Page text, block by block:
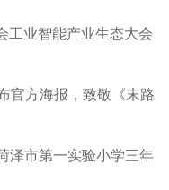
工业智能产业生态大会
官方海报，致敬《末路
市第一实验小学三年